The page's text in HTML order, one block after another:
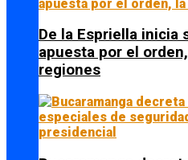
De la Espriella inicia
apuesta por el
regiones